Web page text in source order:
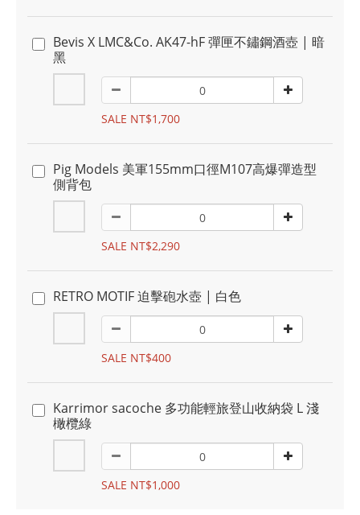
Bevis X LMC&Co. AK47-hF 彈匣不鏽鋼酒壺 | 暗
黑
SALE NT$1,700
Pig Models 美軍155mm口徑M107高爆彈造型
側背包
SALE NT$2,290
RETRO MOTIF 迫擊砲水壺 | 白色
SALE NT$400
Karrimor sacoche 多功能輕旅登山收納袋 L 淺
橄欖綠
SALE NT$1,000